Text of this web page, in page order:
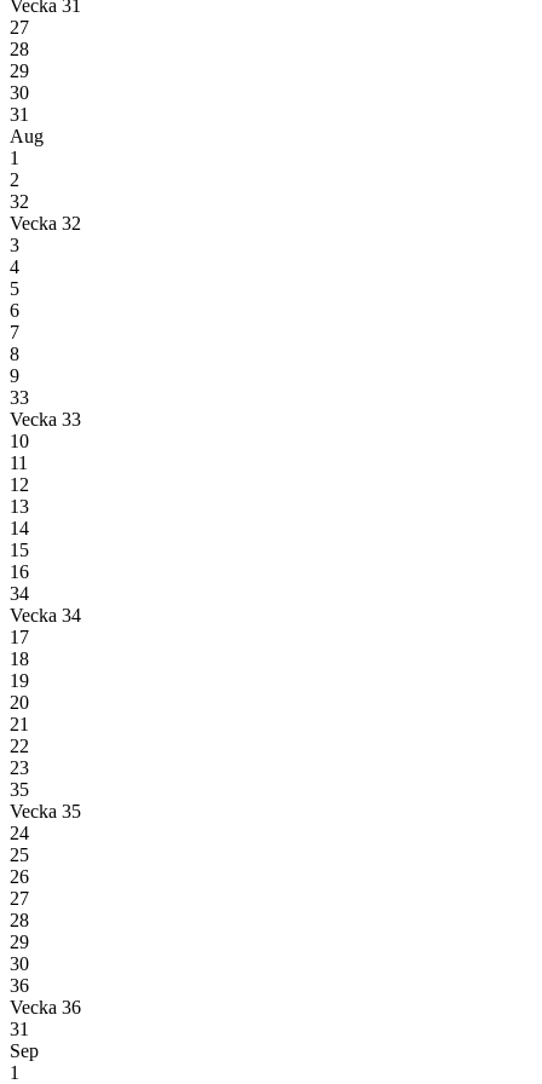
Vecka 31
27
28
29
30
31
Aug
1
2
32
Vecka 32
3
4
5
6
7
8
9
33
Vecka 33
10
11
12
13
14
15
16
34
Vecka 34
17
18
19
20
21
22
23
35
Vecka 35
24
25
26
27
28
29
30
36
Vecka 36
31
Sep
1